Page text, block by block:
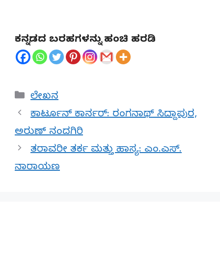
ಕನ್ನಡದ ಬರಹಗಳನ್ನು ಹಂಚಿ ಹರಡಿ
Categories
ಲೇಖನ
ಕಾರ್ಟೂನ್ ಕಾರ್ನರ್: ರಂಗನಾಥ್ ಸಿದ್ದಾಪುರ,
ಅರುಣ್ ನಂದಗಿರಿ
ತರಾವರೀ ತರ್ಕ ಮತ್ತು ಹಾಸ್ಯ: ಎಂ.ಎಸ್.
ನಾರಾಯಣ